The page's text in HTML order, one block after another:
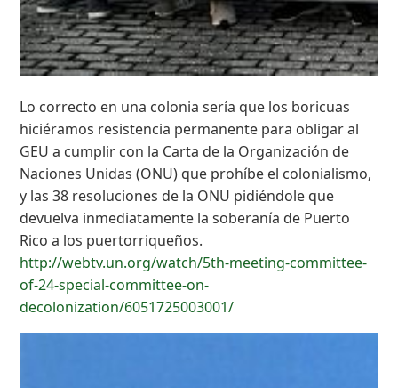
Lo correcto en una colonia sería que los boricuas
hiciéramos resistencia permanente para obligar al
GEU a cumplir con la Carta de la Organización de
Naciones Unidas (ONU) que prohíbe el colonialismo,
y las 38 resoluciones de la ONU pidiéndole que
devuelva inmediatamente la soberanía de Puerto
Rico a los puertorriqueños.
http://webtv.un.org/watch/5th-meeting-committee-
of-24-special-committee-on-
decolonization/6051725003001/